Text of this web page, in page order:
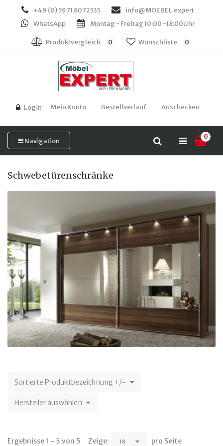
+49 (0) 5971 8072535
info@MOEBEL.expert
WhatsApp
Montag - Freitag 10:00 -18:00Uhr
Produktvergleich 0 Wunschliste 0
Login Mein Konto Bestellverlauf Auschecken
Navigation
0
Schwebetürenschränke
Sortierte Produktbezeichnung +/-
Hersteller auswählen
Ergebnisse 1 - 5 von 5 Zeige: 18 pro Seite